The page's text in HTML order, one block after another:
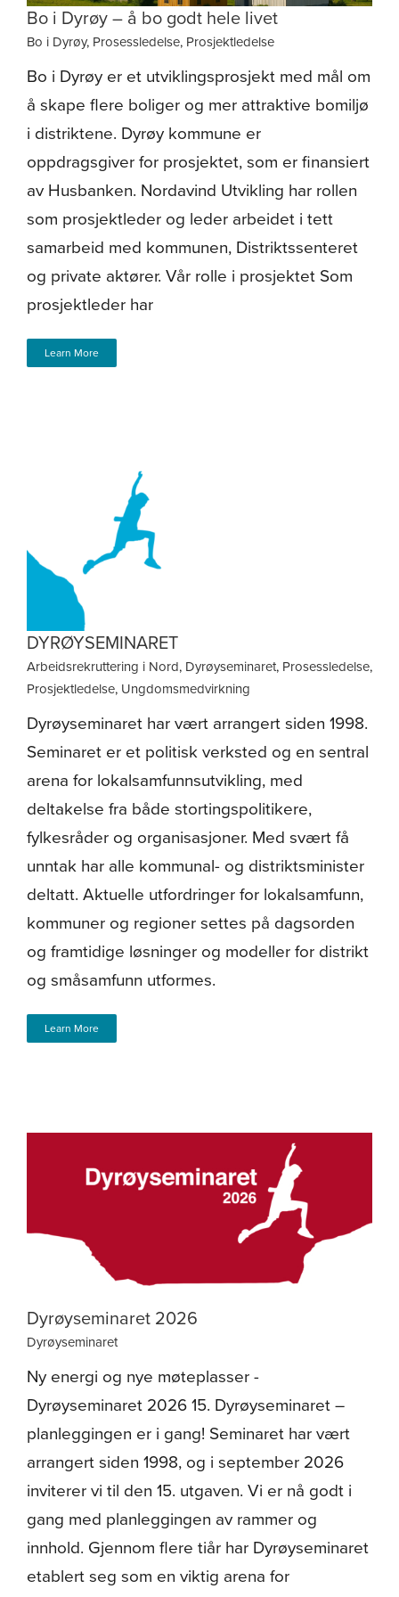
Om oss
Bo i Dyrøy – å bo godt hele livet
Bo i Dyrøy, Prosessledelse, Prosjektledelse
Bo i Dyrøy er et utviklingsprosjekt med mål om
å skape flere boliger og mer attraktive bomiljø
i distriktene. Dyrøy kommune er
oppdragsgiver for prosjektet, som er finansiert
av Husbanken. Nordavind Utvikling har rollen
som prosjektleder og leder arbeidet i tett
samarbeid med kommunen, Distriktssenteret
og private aktører. Vår rolle i prosjektet Som
prosjektleder har
Learn More
DYRØYSEMINARET
Arbeidsrekruttering i Nord, Dyrøyseminaret, Prosessledelse,
Prosjektledelse, Ungdomsmedvirkning
Dyrøyseminaret har vært arrangert siden 1998.
Seminaret er et politisk verksted og en sentral
arena for lokalsamfunnsutvikling, med
deltakelse fra både stortingspolitikere,
fylkesråder og organisasjoner. Med svært få
unntak har alle kommunal- og distriktsminister
deltatt. Aktuelle utfordringer for lokalsamfunn,
kommuner og regioner settes på dagsorden
og framtidige løsninger og modeller for distrikt
og småsamfunn utformes.
Learn More
Dyrøyseminaret 2026
Dyrøyseminaret
Ny energi og nye møteplasser -
Dyrøyseminaret 2026 15. Dyrøyseminaret –
planleggingen er i gang! Seminaret har vært
arrangert siden 1998, og i september 2026
inviterer vi til den 15. utgaven. Vi er nå godt i
gang med planleggingen av rammer og
innhold. Gjennom flere tiår har Dyrøyseminaret
etablert seg som en viktig arena for